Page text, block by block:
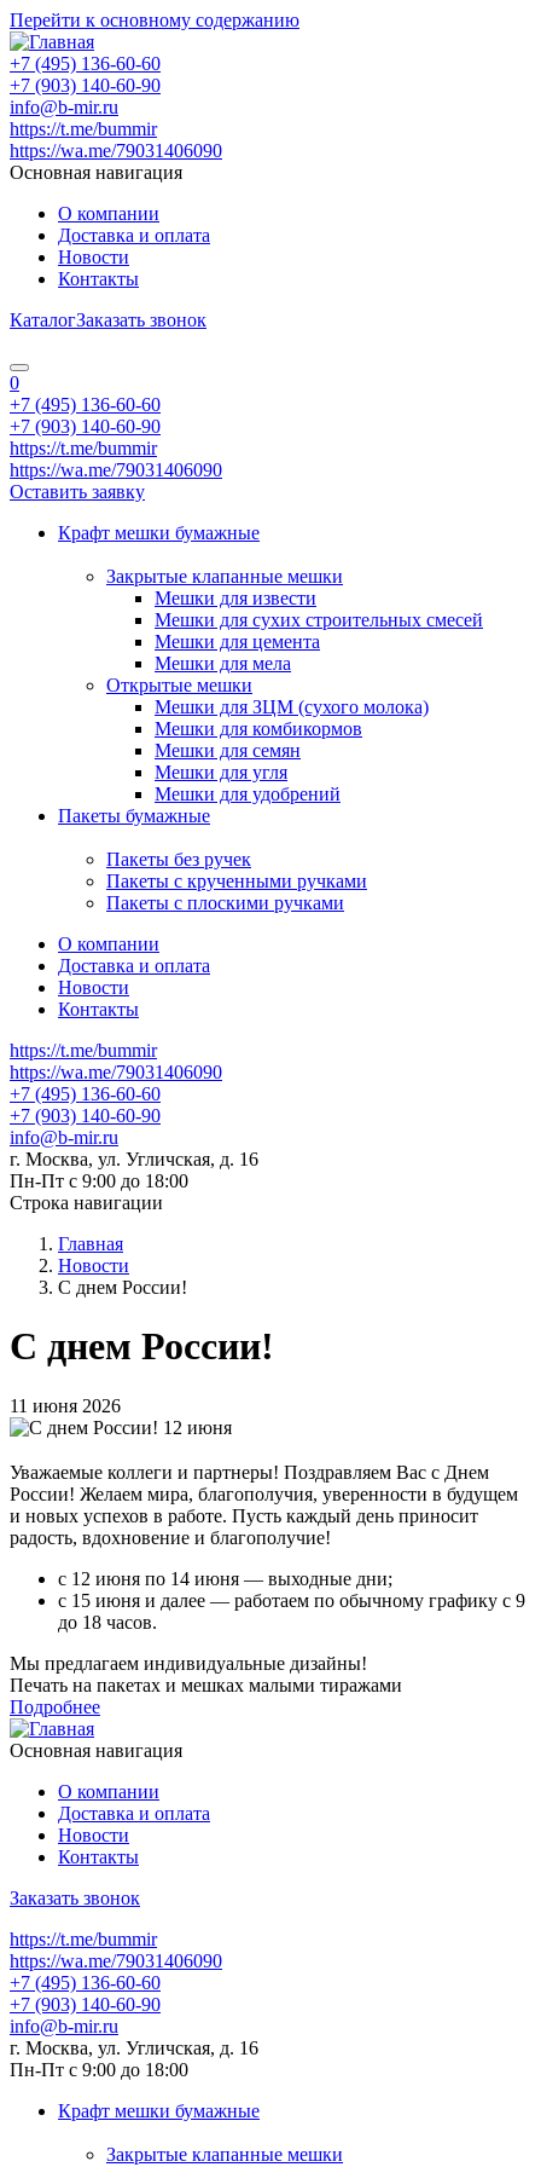
Перейти к основному содержанию
+7 (495) 136-60-60
+7 (903) 140-60-90
info@b-mir.ru
https://t.me/bummir
https://wa.me/79031406090
Основная навигация
О компании
Доставка и оплата
Новости
Контакты
КаталогЗаказать звонок
0
+7 (495) 136-60-60
+7 (903) 140-60-90
https://t.me/bummir
https://wa.me/79031406090
Оставить заявку
Крафт мешки бумажные
Закрытые клапанные мешки
Мешки для извести
Мешки для сухих строительных смесей
Мешки для цемента
Мешки для мела
Открытые мешки
Мешки для ЗЦМ (сухого молока)
Мешки для комбикормов
Мешки для семян
Мешки для угля
Мешки для удобрений
Пакеты бумажные
Пакеты без ручек
Пакеты с крученными ручками
Пакеты с плоскими ручками
О компании
Доставка и оплата
Новости
Контакты
https://t.me/bummir
https://wa.me/79031406090
+7 (495) 136-60-60
+7 (903) 140-60-90
info@b-mir.ru
г. Москва, ул. Угличская, д. 16
Пн-Пт с 9:00 до 18:00
Строка навигации
Главная
Новости
С днем России!
С днем России!
11 июня 2026
Уважаемые коллеги и партнеры! Поздравляем Вас с Днем
России! Желаем мира, благополучия, уверенности в будущем
и новых успехов в работе. Пусть каждый день приносит
радость, вдохновение и благополучие!
с 12 июня по 14 июня — выходные дни;
с 15 июня и далее — работаем по обычному графику с 9
до 18 часов.
Мы предлагаем индивидуальные дизайны!
Печать на пакетах и мешках малыми тиражами
Подробнее
Основная навигация
О компании
Доставка и оплата
Новости
Контакты
Заказать звонок
https://t.me/bummir
https://wa.me/79031406090
+7 (495) 136-60-60
+7 (903) 140-60-90
info@b-mir.ru
г. Москва, ул. Угличская, д. 16
Пн-Пт с 9:00 до 18:00
Крафт мешки бумажные
Закрытые клапанные мешки